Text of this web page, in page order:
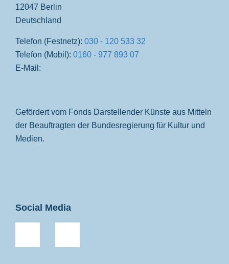
12047 Berlin
Deutschland
Telefon (Festnetz): 030 - 120 533 32
Telefon (Mobil): 0160 - 977 893 07
E-Mail:
Gefördert vom Fonds Darstellender Künste aus Mitteln
der Beauftragten der Bundesregierung für Kultur und
Medien.
Social Media